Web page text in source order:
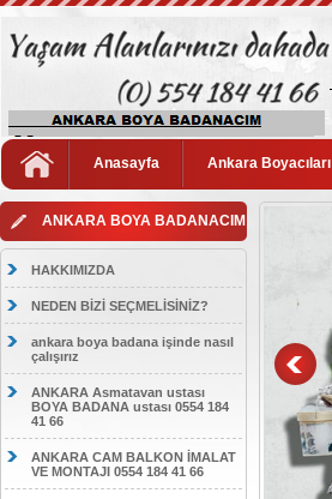
Anasayfa Ankara Boyacıları
ANKARA BOYA BADANACIM
HAKKIMIZDA
NEDEN BİZİ SEÇMELİSİNİZ?
ankara boya badana işinde nasıl
çalışırız
ANKARA Asmatavan ustası
BOYA BADANA ustası 0554 184
41 66
ANKARA CAM BALKON İMALAT
VE MONTAJI 0554 184 41 66